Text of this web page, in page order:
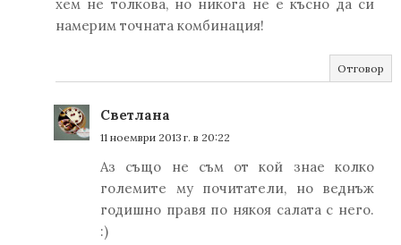
хем не толкова, но никога не е късно да си
намерим точната комбинация!
Отговор
Светлана
11 ноември 2013 г. в 20:22
Аз също не съм от кой знае колко
големите му почитатели, но веднъж
годишно правя по някоя салата с него.
:)